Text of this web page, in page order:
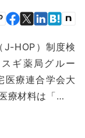
HOP）制度検
ギ薬局グルー
医療連合学会大
療材料は「…